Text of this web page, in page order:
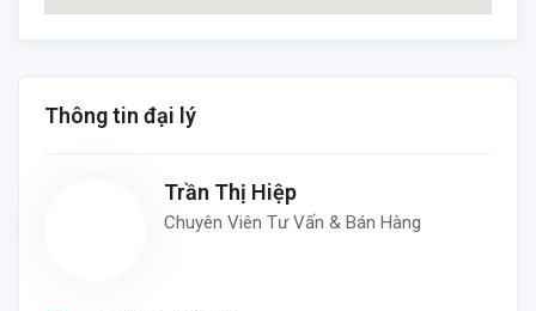
Thông tin đại lý
Trần Thị Hiệp
Chuyên Viên Tư Vấn & Bán Hàng